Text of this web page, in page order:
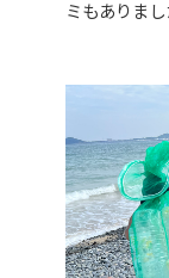
ミもありまし